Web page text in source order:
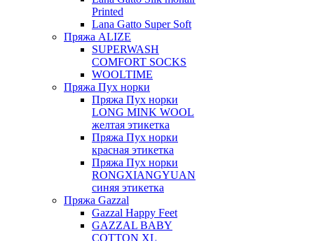
Printed
Lana Gatto Super Soft
Пряжа ALIZE
SUPERWASH
COMFORT SOCKS
WOOLTIME
Пряжа Пух норки
Пряжа Пух норки
LONG MINK WOOL
желтая этикетка
Пряжа Пух норки
красная этикетка
Пряжа Пух норки
RONGXIANGYUAN
синяя этикетка
Пряжа Gazzal
Gazzal Happy Feet
GAZZAL BABY
COTTON XL